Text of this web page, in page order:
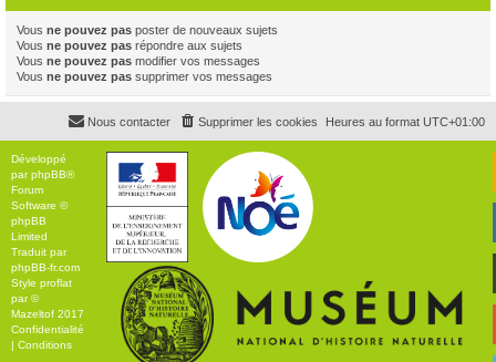
Vous ne pouvez pas poster de nouveaux sujets
Vous ne pouvez pas répondre aux sujets
Vous ne pouvez pas modifier vos messages
Vous ne pouvez pas supprimer vos messages
Heures au format UTC+01:00
Supprimer les cookies
Nous contacter
Développé
parphpBB®
Forum
Software ©
phpBB
Limited
Traduit par
phpBB-fr.com
Style proflat
par ©
Mazeltof 2017
Confidentialité
| Conditions